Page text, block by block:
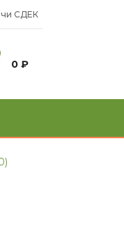
СДЕК
0 ₽